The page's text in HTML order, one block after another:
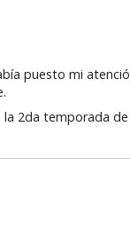
puesto mi
2da temporada